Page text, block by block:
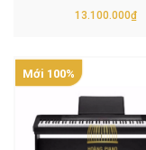
13.100.000₫
Mới 100%